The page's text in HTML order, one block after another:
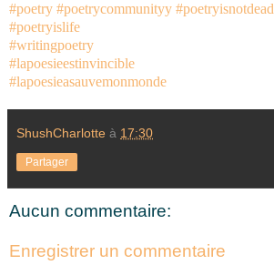
#poetry #poetrycommunityy #poetryisnotdead
#poetryislife
#writingpoetry
#lapoesieestinvincible
#lapoesieasauvemonmonde
ShushCharlotte à 17:30
Partager
Aucun commentaire:
Enregistrer un commentaire